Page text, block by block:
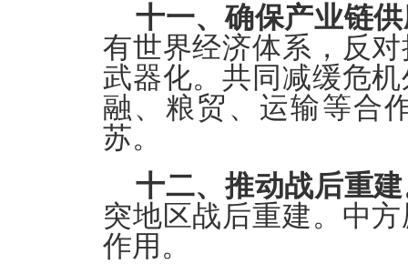
十一、确保产业链
有世界经济体系，反
武器化。共同减缓危
融、粮贸、运输等合
苏。
十二、推动战后重
突地区战后重建。中
作用。